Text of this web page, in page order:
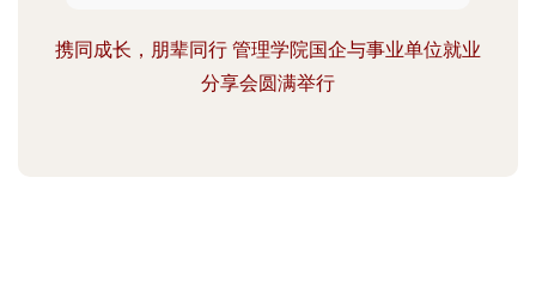
携同成长，朋辈同行 管理学院国企与事业单位就业
分享会圆满举行